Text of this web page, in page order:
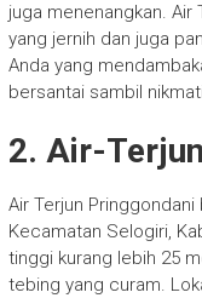
juga menenangkan. Air
yang jernih dan juga
Anda yang
bersantai sambil
2. Air-
Air Terjun
Kecamatan Selogiri,
tinggi kurang lebih 25
tebing yang curam.